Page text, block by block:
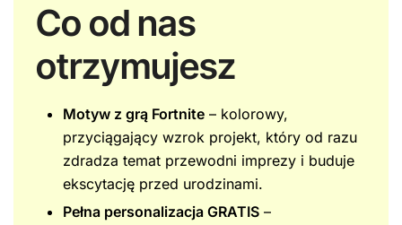
Co od nas
otrzymujesz
Motyw z grą Fortnite – kolorowy,
przyciągający wzrok projekt, który od razu
zdradza temat przewodni imprezy i buduje
ekscytację przed urodzinami.
Pełna personalizacja GRATIS –